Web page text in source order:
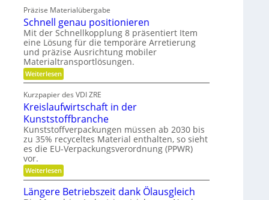
i
c
h
e
n
e
r
B
a
u
t
e
i
l
e
s
h
a
f
f
n
g
e
r
r
t
u
n
g
s
f
r
e
e
s
H
y
b
r
i
-
K
u
g
e
Präzise Materialübergabe
Schnell genau positionieren
Mit der Schnellkopplung 8 präsentiert Item
eine Lösung für die temporäre Arretierung
und präzise Ausrichtung mobiler
Materialtransportlösungen.
Weiterlesen:
S
h
n
l
l
g
e
a
u
p
o
Kurzpapier des VDI ZRE
Kreislaufwirtschaft in der
Kunststoffbranche
Kunststoffverpackungen müssen ab 2030 bis
zu 35% recyceltes Material enthalten, so sieht
es die EU-Verpackungsverordnung (PPWR)
vor.
Weiterlesen:
K
r
e
Längere Betriebszeit dank Ölausgleich